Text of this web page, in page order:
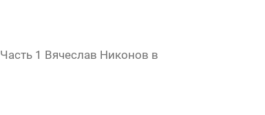
1 Вячеслав Никонов в